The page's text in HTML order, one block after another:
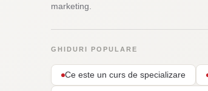
marketing.
GHIDURI POPULARE
Ce este un curs de specializare